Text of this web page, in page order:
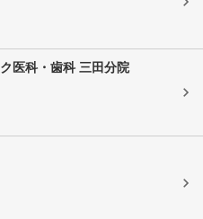
医科・歯科 三田分院